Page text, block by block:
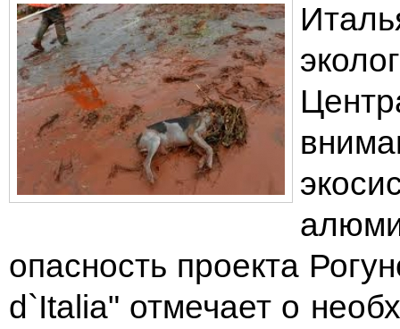
опасность проекта
d`Italia" отмечает о